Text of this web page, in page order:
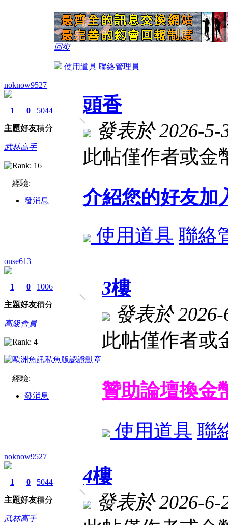
回復
使用道具 聯絡管理員
noknow9527
1
主題
0
好友
5044
積分
武林高手
經驗:
發消息
頭香
發表於 2026-5-
此帖僅作者或金
介紹您的好友加
使用道具 聯絡
onse613
1
主題
0
好友
1006
積分
高級會員
經驗:
發消息
3樓
發表於
此帖僅作者或
贊助論壇換
使用道具 聯
noknow9527
1
主題
0
好友
5044
積分
武林高手
4樓
發表於 2026-6-